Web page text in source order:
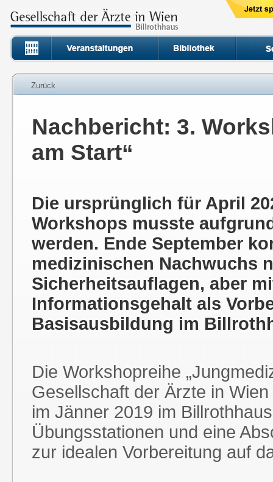
Zurück
Nachbericht: 3.
am Start“
Die ursprünglich für April
Workshops musste
werden. Ende September
medizinischen Nachwuchs
Sicherheitsauflagen, aber
Informationsgehalt als
Basisausbildung im
Die Workshopreihe
Gesellschaft der Ärzte in
im Jänner 2019 im
Übungsstationen und eine
zur idealen Vorbereitung auf